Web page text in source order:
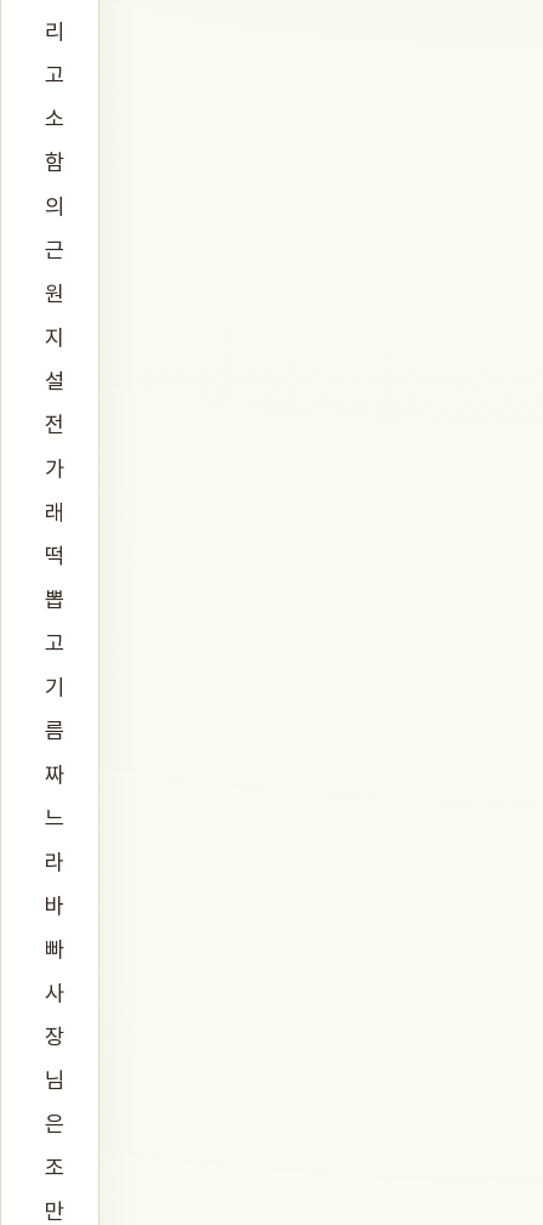
리
고
소
함
의
근
원
지
설
전
가
래
떡
뽑
고
기
름
짜
느
라
바
빠
사
장
님
은
조
만